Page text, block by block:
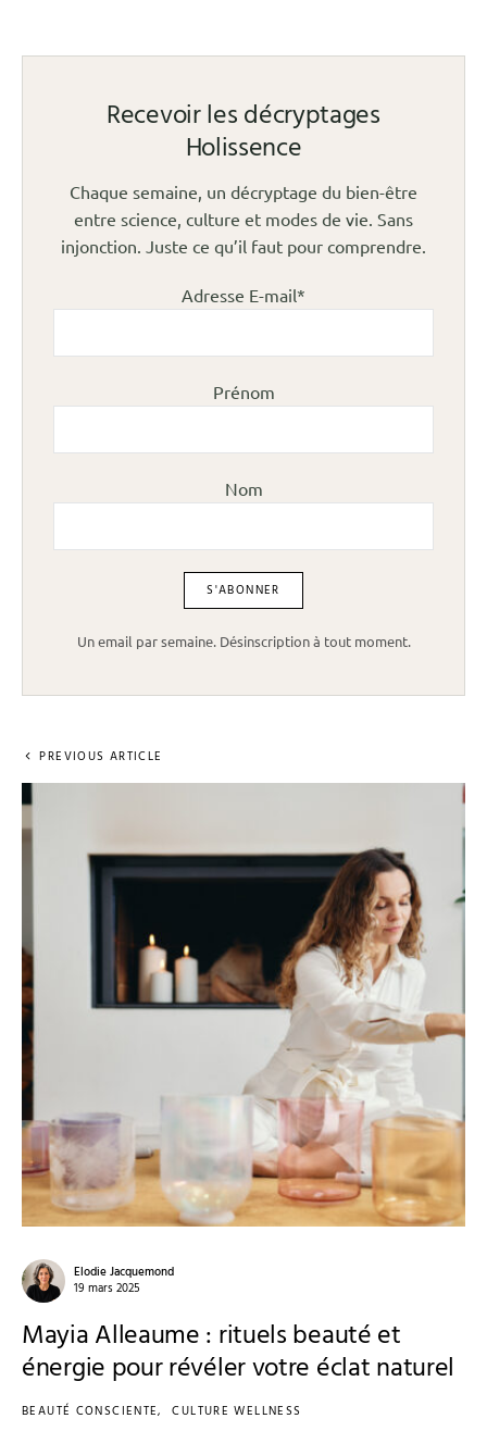
Recevoir les décryptages
Holissence
Chaque semaine, un décryptage du bien-être
entre science, culture et modes de vie. Sans
injonction. Juste ce qu’il faut pour comprendre.
Adresse E-mail*
Prénom
Nom
Un email par semaine. Désinscription à tout moment.
PREVIOUS ARTICLE
Elodie Jacquemond
19 mars 2025
Mayia Alleaume : rituels beauté et
énergie pour révéler votre éclat naturel
BEAUTÉ CONSCIENTE CULTURE WELLNESS